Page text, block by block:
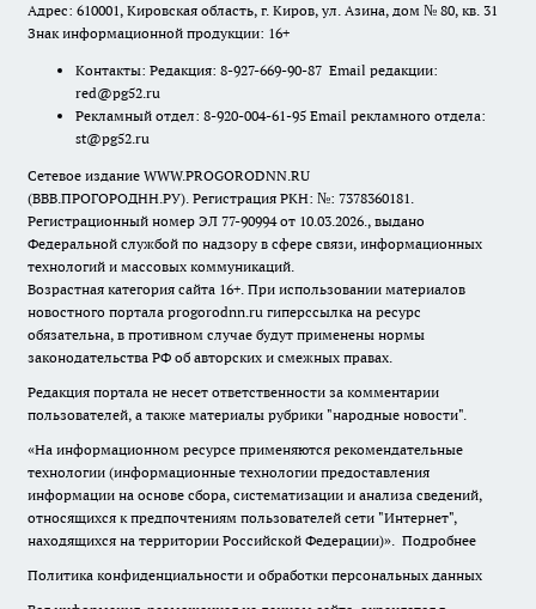
Адрес: 610001, Кировская область, г. Киров, ул. Азина, дом № 80, кв. 31
Знак информационной продукции: 16+
Контакты: Редакция: 8-927-669-90-87 Email редакции:
red@pg52.ru
Рекламный отдел: 8-920-004-61-95 Email рекламного отдела:
st@pg52.ru
Сетевое издание WWW.PROGORODNN.RU
(ВВВ.ПРОГОРОДНН.РУ). Регистрация РКН: №: 7378360181.
Регистрационный номер ЭЛ 77-90994 от 10.03.2026., выдано
Федеральной службой по надзору в сфере связи, информационных
технологий и массовых коммуникаций.
Возрастная категория сайта 16+. При использовании материалов
новостного портала progorodnn.ru гиперссылка на ресурс
обязательна, в противном случае будут применены нормы
законодательства РФ об авторских и смежных правах.
Редакция портала не несет ответственности за комментарии
пользователей, а также материалы рубрики "народные новости".
«На информационном ресурсе применяются рекомендательные
технологии (информационные технологии предоставления
информации на основе сбора, систематизации и анализа сведений,
относящихся к предпочтениям пользователей сети "Интернет",
находящихся на территории Российской Федерации)». Подробнее
Политика конфиденциальности и обработки персональных данных